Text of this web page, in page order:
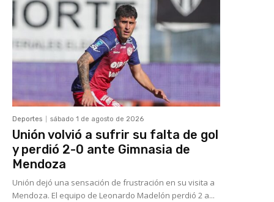
Deportes sábado 1 de agosto de 2026
Unión volvió a sufrir su falta de gol
y perdió 2-0 ante Gimnasia de
Mendoza
Unión dejó una sensación de frustración en su visita a
Mendoza. El equipo de Leonardo Madelón perdió 2 a...